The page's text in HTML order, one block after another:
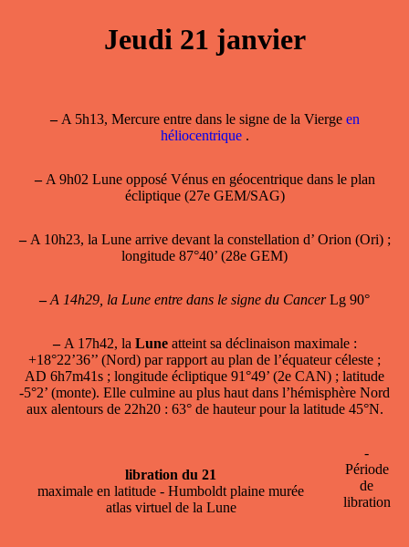
Jeudi 21 janvier
–A 5h13, Mercure entre dans le signe de la Vierge en
héliocentrique .
–A 9h02 Lune opposé Vénus en géocentrique dans le plan
écliptique (27e GEM/SAG)
–A 10h23, la Lune arrive devant la constellation d’ Orion (Ori) ;
longitude 87°40’ (28e GEM)
– A 14h29, la Lune entre dans le signe du CancerLg 90°
–A 17h42, la Luneatteint sa déclinaison maximale:
+18°22’36’’ (Nord) par rapport au plan de l’équateur céleste ;
AD 6h7m41s ; longitude écliptique 91°49’ (2e CAN) ; latitude
-5°2’ (monte). Elle culmine au plus haut dans l’hémisphère Nord
aux alentours de 22h20 : 63° de hauteur pour la latitude 45°N.
libration du 21
maximale en latitude - Humboldt plaine murée
atlas virtuel de la Lune
-
Période
de
libration